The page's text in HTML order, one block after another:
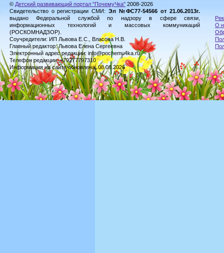
© Детский развивающий портал "ПочемуЧка" 2008-2026
Свидетельство о регистрации СМИ: Эл №ФС77-54566 от 21.06.2013г.
выдано Федеральной службой по надзору в сфере связи,
информационных технологий и массовых коммуникаций
(РОСКОМНАДЗОР).
Соучредители: ИП Львова Е.С., Власова Н.В.
Главный редактор: Львова Елена Сергеевна
Электронный адрес редакции: info@pochemu4ka.ru
Телефон редакции: +79277797310
Информация на сайте обновлена: 08.08.2026
О